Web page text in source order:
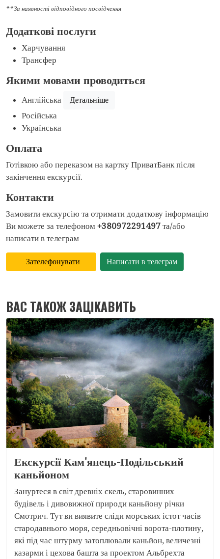
**За наявності відповідного посвідчення
Додаткові послуги
Харчування
Трансфер
Якими мовами проводиться
Англійська Детальніше
Російська
Українська
Оплата
Готівкою або переказом на картку ПриватБанк після
закінчення екскурсії.
Контакти
Замовити екскурсію та отримати додаткову інформацію
Ви можете за телефоном +380972291497 та/або
написати в телеграм
ВАС ТАКОЖ ЗАЦІКАВИТЬ
Екскурсії Кам'янець-Подільський
каньйоном
Зануртеся в світ древніх скель, старовинних
будівель і дивовижної природи каньйону річки
Смотрич. Тут ви виявите сліди морських істот часів
стародавнього моря, середньовічні ворота-плотину,
які під час штурму затоплювали каньйон, величезні
казарми і цехова башта за проектом Альбрехта